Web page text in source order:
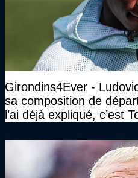
Girondins4Ever -
sa composition de
l’ai déjà expliqué, c’est